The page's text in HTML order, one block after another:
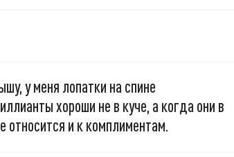
у меня лопатки на спине
хороши не в куче, а когда они в
относится и к комплиментам.